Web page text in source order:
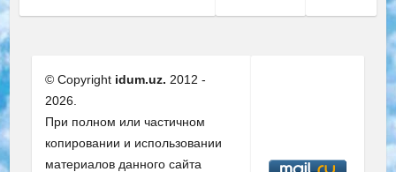
© Copyright idum.uz. 2012 -
2026.
При полном или частичном
копировании и использовании
материалов данного сайта